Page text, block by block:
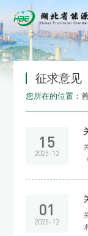
征求意见
您所在的位置：
15
2025-12
01
2025-12